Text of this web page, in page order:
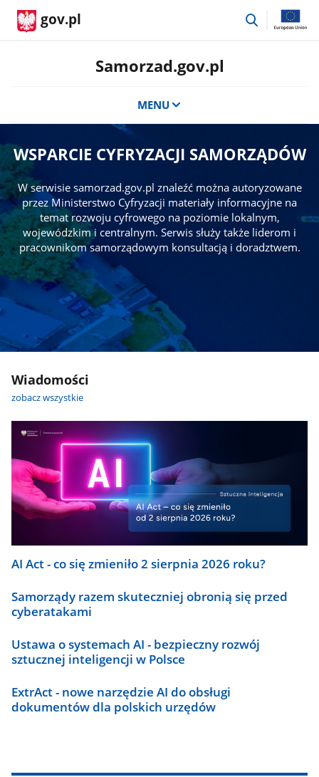
gov.pl
przejdź
Samorzad.gov.pl
MENU
WSPARCIE CYFRYZACJI SAMORZĄDÓW
W serwisie samorzad.gov.pl znaleźć można autoryzowane
przez Ministerstwo Cyfryzacji materiały informacyjne na
temat rozwoju cyfrowego na poziomie lokalnym,
wojewódzkim i centralnym. Serwis służy także liderom i
pracownikom samorządowym konsultacją i doradztwem.
Wiadomości
zobacz wszystkie
AI Act - co się zmieniło 2 sierpnia 2026 roku?
Samorządy razem skuteczniej obronią się przed
cyberatakami
Ustawa o systemach AI - bezpieczny rozwój
sztucznej inteligencji w Polsce
ExtrAct - nowe narzędzie AI do obsługi
dokumentów dla polskich urzędów